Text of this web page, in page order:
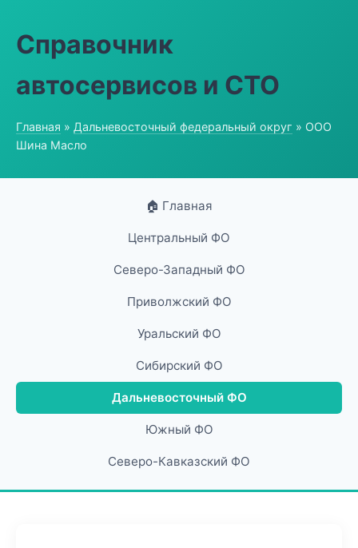
Справочник
автосервисов и СТО
Главная » Дальневосточный федеральный округ » ООО
Шина Масло
🏠 Главная
Центральный ФО
Северо-Западный ФО
Приволжский ФО
Уральский ФО
Сибирский ФО
Дальневосточный ФО
Южный ФО
Северо-Кавказский ФО